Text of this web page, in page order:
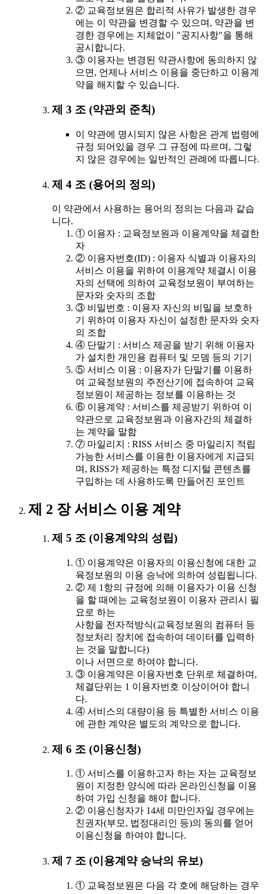
② 교육정보원은 합리적 사유가 발생한 경우
에는 이 약관을 변경할 수 있으며, 약관을 변
경한 경우에는 지체없이 "공지사항"을 통해
공시합니다.
③ 이용자는 변경된 약관사항에 동의하지 않
으면, 언제나 서비스 이용을 중단하고 이용계
약을 해지할 수 있습니다.
제 3 조 (약관외 준칙)
이 약관에 명시되지 않은 사항은 관계 법령에
규정 되어있을 경우 그 규정에 따르며, 그렇
지 않은 경우에는 일반적인 관례에 따릅니다.
제 4 조 (용어의 정의)
이 약관에서 사용하는 용어의 정의는 다음과 같습
니다.
① 이용자 : 교육정보원과 이용계약을 체결한
자
② 이용자번호(ID) : 이용자 식별과 이용자의
서비스 이용을 위하여 이용계약 체결시 이용
자의 선택에 의하여 교육정보원이 부여하는
문자와 숫자의 조합
③ 비밀번호 : 이용자 자신의 비밀을 보호하
기 위하여 이용자 자신이 설정한 문자와 숫자
의 조합
④ 단말기 : 서비스 제공을 받기 위해 이용자
가 설치한 개인용 컴퓨터 및 모뎀 등의 기기
⑤ 서비스 이용 : 이용자가 단말기를 이용하
여 교육정보원의 주전산기에 접속하여 교육
정보원이 제공하는 정보를 이용하는 것
⑥ 이용계약 : 서비스를 제공받기 위하여 이
약관으로 교육정보원과 이용자간의 체결하
는 계약을 말함
⑦ 마일리지 : RISS 서비스 중 마일리지 적립
가능한 서비스를 이용한 이용자에게 지급되
며, RISS가 제공하는 특정 디지털 콘텐츠를
구입하는 데 사용하도록 만들어진 포인트
제 2 장 서비스 이용 계약
제 5 조 (이용계약의 성립)
① 이용계약은 이용자의 이용신청에 대한 교
육정보원의 이용 승낙에 의하여 성립됩니다.
② 제 1항의 규정에 의해 이용자가 이용 신청
을 할 때에는 교육정보원이 이용자 관리시 필
요로 하는
사항을 전자적방식(교육정보원의 컴퓨터 등
정보처리 장치에 접속하여 데이터를 입력하
는 것을 말합니다)
이나 서면으로 하여야 합니다.
③ 이용계약은 이용자번호 단위로 체결하며,
체결단위는 1 이용자번호 이상이어야 합니
다.
④ 서비스의 대량이용 등 특별한 서비스 이용
에 관한 계약은 별도의 계약으로 합니다.
제 6 조 (이용신청)
① 서비스를 이용하고자 하는 자는 교육정보
원이 지정한 양식에 따라 온라인신청을 이용
하여 가입 신청을 해야 합니다.
② 이용신청자가 14세 미만인자일 경우에는
친권자(부모, 법정대리인 등)의 동의를 얻어
이용신청을 하여야 합니다.
제 7 조 (이용계약 승낙의 유보)
① 교육정보원은 다음 각 호에 해당하는 경우